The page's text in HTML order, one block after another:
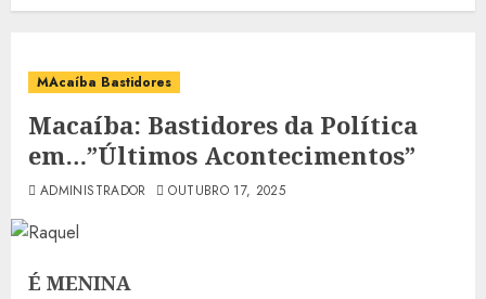
MAcaíba Bastidores
Macaíba: Bastidores da Política
em…”Últimos Acontecimentos”
ADMINISTRADOR OUTUBRO 17, 2025
É MENINA